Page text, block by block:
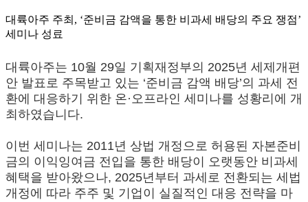
대륙아주 주최, ‘준비금 감액을 통한 비과세 배당의 주요 쟁점’
세미나 성료
대륙아주는 10월 29일 기획재정부의 2025년 세제개편
안 발표로 주목받고 있는 ‘준비금 감액 배당’의 과세 전
환에 대응하기 위한 온·오프라인 세미나를 성황리에 개
최하였습니다.
이번 세미나는 2011년 상법 개정으로 허용된 자본준비
금의 이익잉여금 전입을 통한 배당이 오랫동안 비과세
혜택을 받아왔으나, 2025년부터 과세로 전환되는 세법
개정에 따라 주주 및 기업이 실질적인 대응 전략을 마